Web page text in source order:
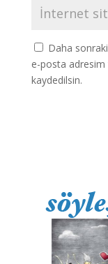
Daha
e-posta adresim
kaydedilsin.